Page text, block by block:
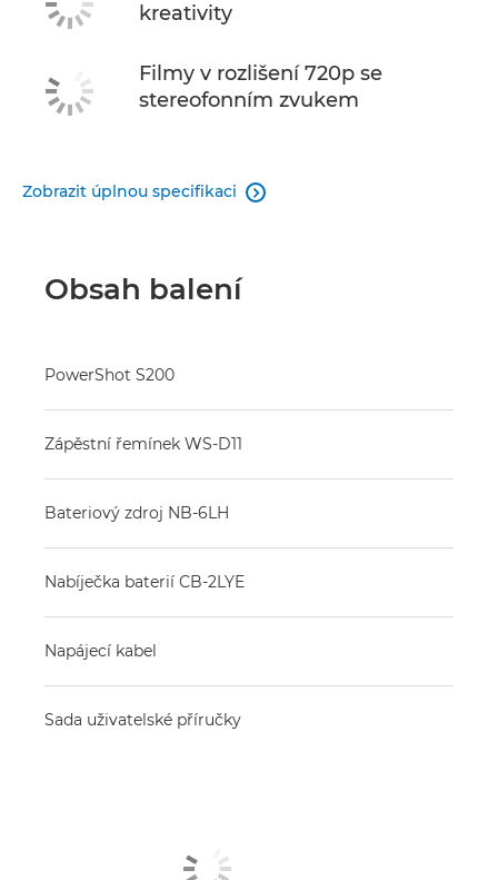
kreativity
Filmy v rozlišení 720p se
stereofonním zvukem
Zobrazit úplnou specifikaci 
Obsah balení
PowerShot S200
Zápěstní řemínek WS-D11
Bateriový zdroj NB-6LH
Nabíječka baterií CB-2LYE
Napájecí kabel
Sada uživatelské příručky